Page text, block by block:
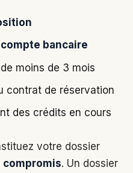
bancaire
moins de 3 mois
contrat de réservation
des crédits en cours
votre dossier
compromis. Un dossier